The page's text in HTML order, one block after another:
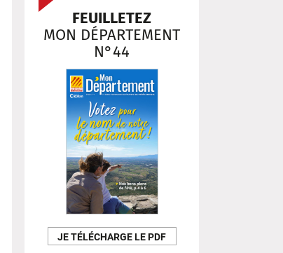
FEUILLETEZ
MON DÉPARTEMENT
N°44
JE TÉLÉCHARGE LE PDF